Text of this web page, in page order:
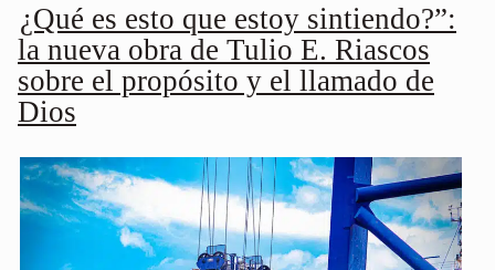
¿Qué es esto que estoy sintiendo?”:
la nueva obra de Tulio E. Riascos
sobre el propósito y el llamado de
Dios